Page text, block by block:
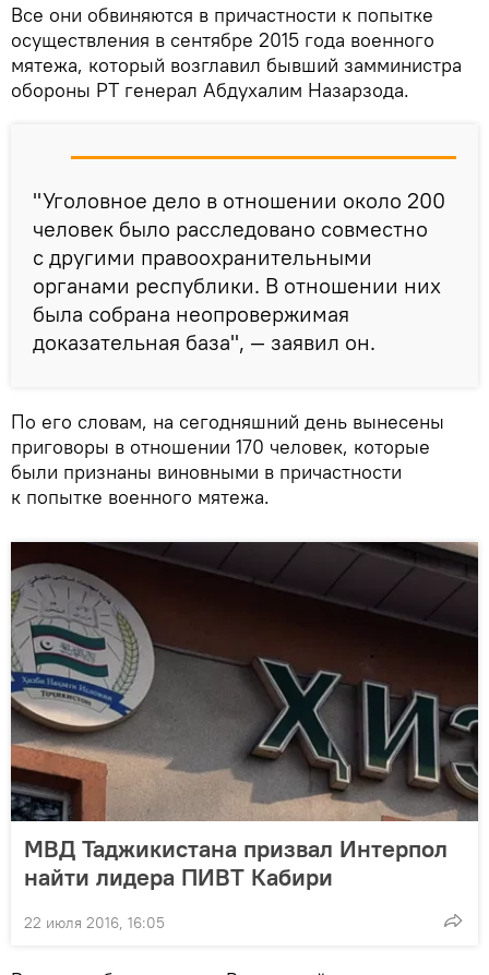
Все они обвиняются в причастности к попытке
осуществления в сентябре 2015 года военного
мятежа, который возглавил бывший замминистра
обороны РТ генерал Абдухалим Назарзода.
"Уголовное дело в отношении около 200
человек было расследовано совместно
с другими правоохранительными
органами республики. В отношении них
была собрана неопровержимая
доказательная база", — заявил он.
По его словам, на сегодняшний день вынесены
приговоры в отношении 170 человек, которые
были признаны виновными в причастности
к попытке военного мятежа.
МВД Таджикистана призвал Интерпол
найти лидера ПИВТ Кабири
22 июля 2016, 16:05